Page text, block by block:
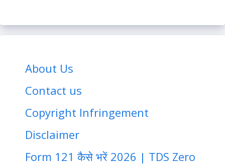
About Us
Contact us
Copyright Infringement
Disclaimer
Form 121 कैसे भरें 2026 | TDS Zero